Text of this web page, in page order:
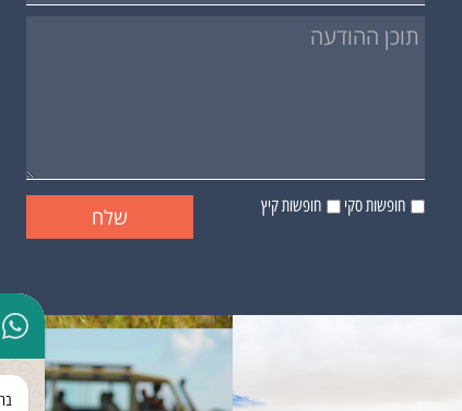
חופשות סקי חופשות קיץ